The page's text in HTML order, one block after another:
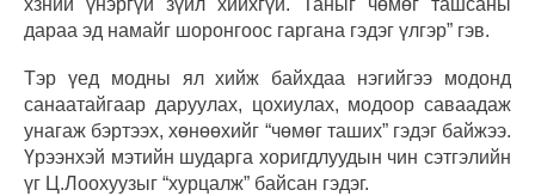
хзний үнэргүй зүйл хийхгүй. Таныг чөмөг ташсаны
дараа эд намайг шоронгоос гаргана гэдэг үлгэр” гэв.
Тэр үед модны ял хийж байхдаа нэгийгээ модонд
санаатайгаар даруулах, цохиулах, модоор саваадаж
унагаж бэртээх, хөнөөхийг “чөмөг таших” гэдэг байжээ.
Үрээнхэй мэтийн шударга хоригдлуудын чин сэтгэлийн
үг Ц.Лоохуузыг “хурцалж” байсан гэдэг.